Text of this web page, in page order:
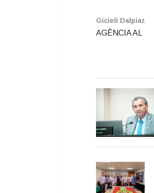
Gicieli Dalpiaz
AGÊNCIA AL